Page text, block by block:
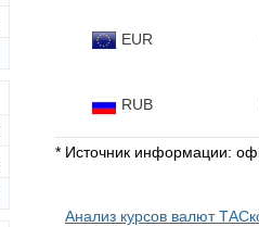
EUR
RUB
* Источник информации:
Анализ курсов валют